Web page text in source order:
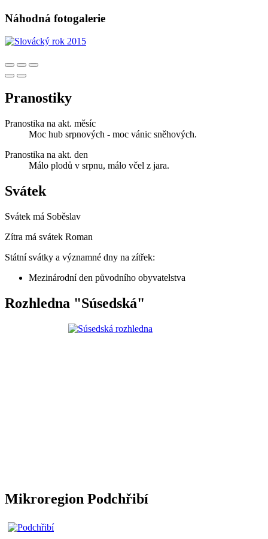
Náhodná fotogalerie
Pranostiky
Pranostika na akt. měsíc
Moc hub srpnových - moc vánic sněhových.
Pranostika na akt. den
Málo plodů v srpnu, málo včel z jara.
Svátek
Svátek má Soběslav
Zítra má svátek Roman
Státní svátky a významné dny na zítřek:
Mezinárodní den původního obyvatelstva
Rozhledna "Súsedská"
Mikroregion Podchřibí